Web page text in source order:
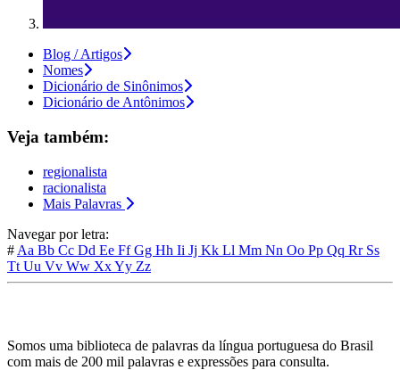
Blog / Artigos
Nomes
Dicionário de Sinônimos
Dicionário de Antônimos
Veja também:
regionalista
racionalista
Mais Palavras
Navegar por letra:
# Aa Bb Cc Dd Ee FfGg Hh Ii Jj Kk Ll Mm Nn Oo Pp Qq Rr Ss
Tt Uu Vv Ww XxYy Zz
Somos uma biblioteca de palavras da língua portuguesa do Brasil
com mais de 200 mil palavras e expressões para consulta.